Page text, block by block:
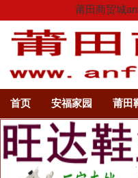
莆田商贸城
首页 安福家园 莆田